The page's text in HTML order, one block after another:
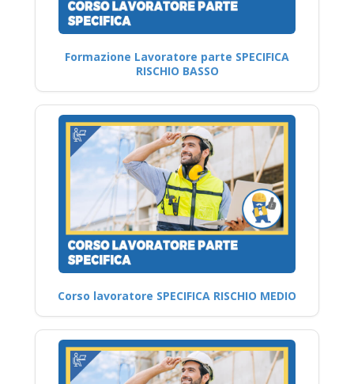
Formazione Lavoratore parte SPECIFICA
RISCHIO BASSO
Corso lavoratore SPECIFICA RISCHIO MEDIO